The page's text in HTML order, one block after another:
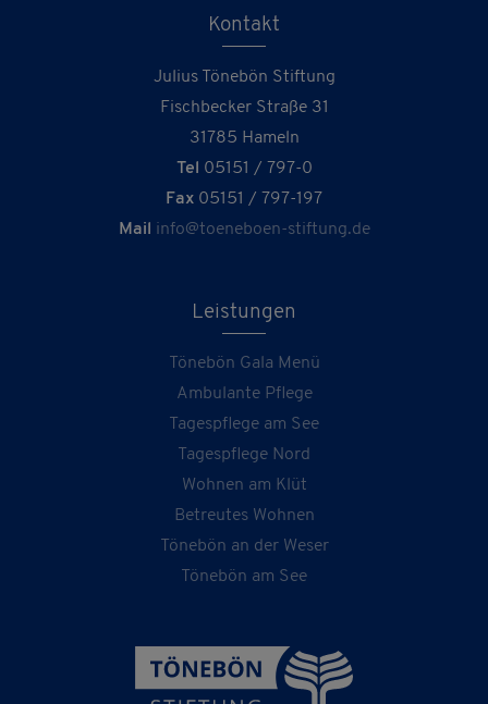
Kontakt
Julius Tönebön Stiftung
Fischbecker Straße 31
31785 Hameln
Tel 05151 / 797-0
Fax 05151 / 797-197
Mail info@toeneboen-stiftung.de
Leistungen
Tönebön Gala Menü
Ambulante Pflege
Tagespflege am See
Tagespflege Nord
Wohnen am Klüt
Betreutes Wohnen
Tönebön an der Weser
Tönebön am See